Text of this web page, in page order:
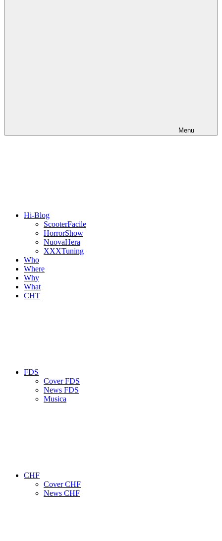
Menu
Hi-Blog
ScooterFacile
HorrorShow
NuovaHera
XXXTuning
Who
Where
Why
What
CHT
FDS
Cover FDS
News FDS
Musica
CHF
Cover CHF
News CHF